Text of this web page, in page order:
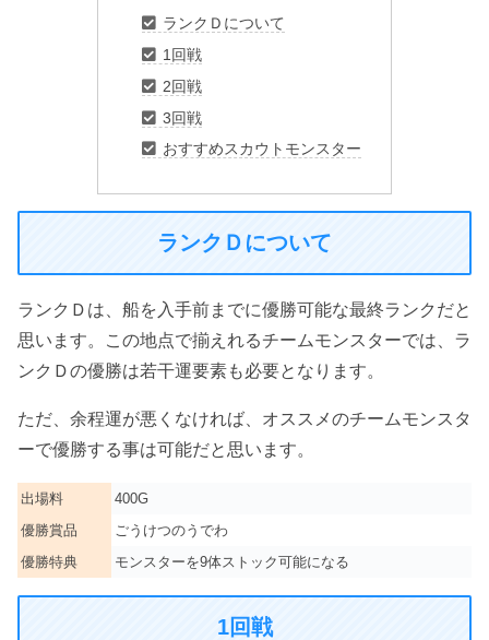
ランクＤについて
1回戦
2回戦
3回戦
おすすめスカウトモンスター
ランクＤについて
ランクＤは、船を入手前までに優勝可能な最終ランクだと
思います。この地点で揃えれるチームモンスターでは、ラ
ンクＤの優勝は若干運要素も必要となります。
ただ、余程運が悪くなければ、オススメのチームモンスタ
ーで優勝する事は可能だと思います。
出場料
400G
優勝賞品
ごうけつのうでわ
優勝特典
モンスターを9体ストック可能になる
1回戦